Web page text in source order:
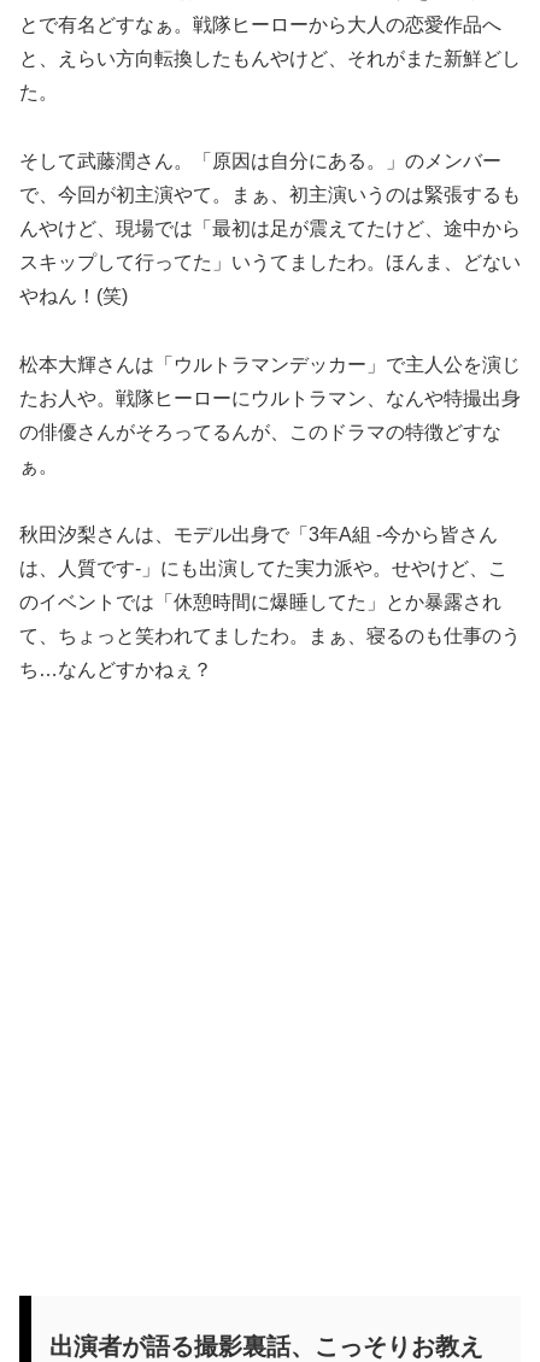
とで有名どすなぁ。戦隊ヒーローから大人の恋愛作品へ
と、えらい方向転換したもんやけど、それがまた新鮮どし
た。
そして武藤潤さん。「原因は自分にある。」のメンバー
で、今回が初主演やて。まぁ、初主演いうのは緊張するも
んやけど、現場では「最初は足が震えてたけど、途中から
スキップして行ってた」いうてましたわ。ほんま、どない
やねん！(笑)
松本大輝さんは「ウルトラマンデッカー」で主人公を演じ
たお人や。戦隊ヒーローにウルトラマン、なんや特撮出身
の俳優さんがそろってるんが、このドラマの特徴どすな
ぁ。
秋田汐梨さんは、モデル出身で「3年A組 -今から皆さん
は、人質です-」にも出演してた実力派や。せやけど、こ
のイベントでは「休憩時間に爆睡してた」とか暴露され
て、ちょっと笑われてましたわ。まぁ、寝るのも仕事のう
ち…なんどすかねぇ？
出演者が語る撮影裏話、こっそりお教え